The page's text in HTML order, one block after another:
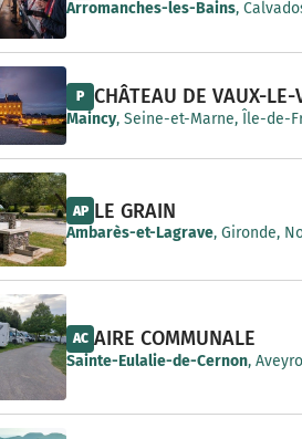
Arromanches-les-Bains,
P CHÂTEAU DE VAUX-LE-
Maincy, Seine-et-Marne, Île-de-
AP LE GRAIN
Ambarès-et-Lagrave, Gironde,
AC AIRE COMMUNALE
Sainte-Eulalie-de-Cernon,